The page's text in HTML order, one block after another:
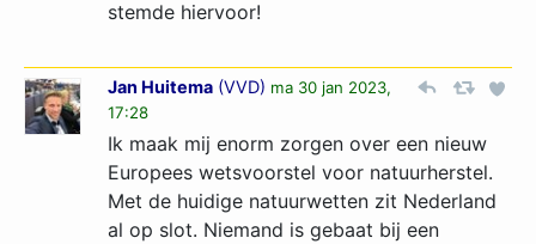
stemde hiervoor!
Jan Huitema (VVD) ma 30 jan 2023,
17:28
Ik maak mij enorm zorgen over een nieuw
Europees wetsvoorstel voor natuurherstel.
Met de huidige natuurwetten zit Nederland
al op slot. Niemand is gebaat bij een